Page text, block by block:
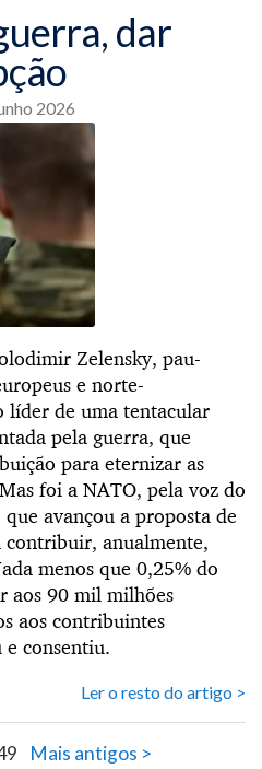
dar
2026
Zelensky, pau-
e norte-
líder de uma tentacular
pela guerra, que
para eternizar as
foi a NATO, pela voz do
avançou a proposta de
contribuir, anualmente,
menos que 0,25% do
aos 90 mil milhões
aos contribuintes
consentiu.
Ler o resto do artigo >
Mais antigos >